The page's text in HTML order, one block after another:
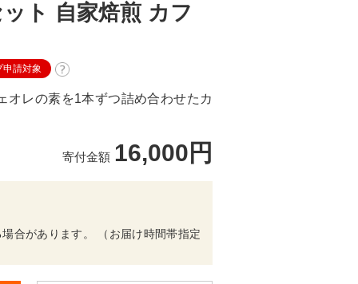
ト 自家焙煎 カフ
申請対象
オレの素を1本ずつ詰め合わせたカ
寄付金額 16,000円
合があります。 （お届け時間帯指定